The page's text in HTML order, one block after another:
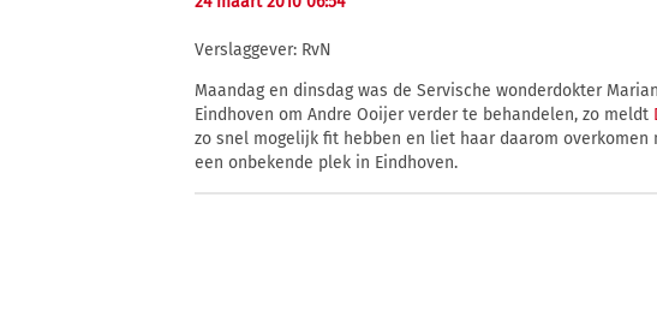
Verslaggever: RvN
Maandag en dinsdag was de Servische wonderdokter
Eindhoven om Andre Ooijer verder te behandelen, zo meldt
zo snel mogelijk fit hebben en liet haar daarom overkomen
een onbekende plek in Eindhoven.